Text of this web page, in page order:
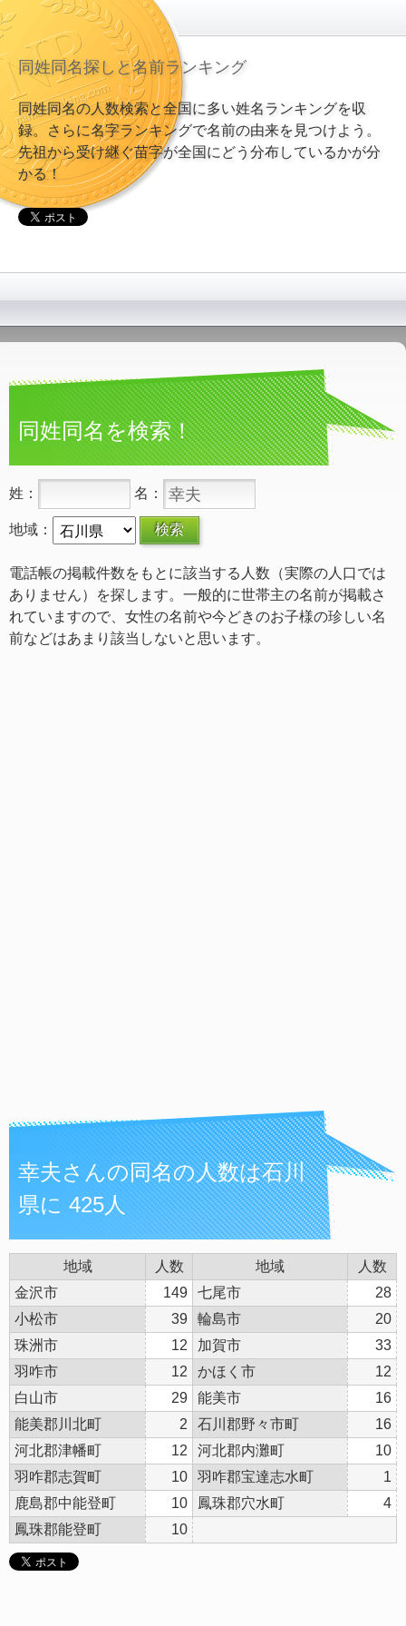
同姓同名探しと名前ランキング
同姓同名の人数検索と全国に多い姓名ランキングを収
録。さらに名字ランキングで名前の由来を見つけよう。
先祖から受け継ぐ苗字が全国にどう分布しているかが分
かる！
同姓同名を検索！
姓： 名：
地域：
電話帳の掲載件数をもとに該当する人数（実際の人口では
ありません）を探します。一般的に世帯主の名前が掲載さ
れていますので、女性の名前や今どきのお子様の珍しい名
前などはあまり該当しないと思います。
幸夫さんの同名の人数は石川
県に 425人
地域 人数 地域
人数
金沢市
149 七尾市
28
小松市
39 輪島市
20
珠洲市
12 加賀市
33
羽咋市
12 かほく市
12
白山市
29 能美市
16
能美郡川北町
2 石川郡野々市町
16
河北郡津幡町
12 河北郡内灘町
10
羽咋郡志賀町
10 羽咋郡宝達志水町
1
鹿島郡中能登町
10 鳳珠郡穴水町
4
鳳珠郡能登町
10